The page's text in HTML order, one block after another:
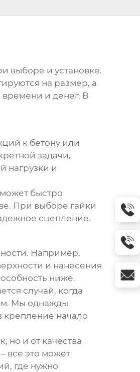
выборе и установке.
на размер, а
времени и денег. В
к бетону или
задачи.
нагрузки и
быстро
При выборе гайки
сцепление.
Например,
и нанесения
ниже.
случай, когда
Мы однажды
крепление начало
но и от качества
все это может
где нужно